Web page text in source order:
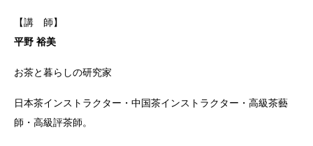
【講 師】
平野 裕美
お茶と暮らしの研究家
日本茶インストラクター・中国茶インストラクター・高級茶藝
師・高級評茶師。